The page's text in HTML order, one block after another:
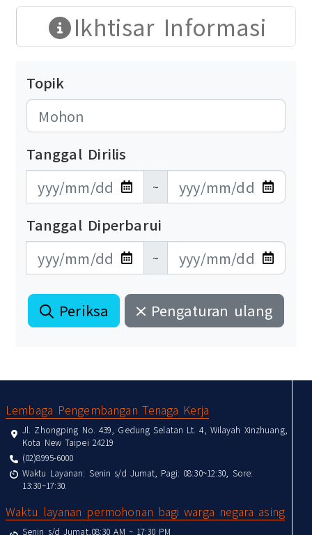
Ikhtisar Informasi
Topik
Tanggal Dirilis
發布日期開始
~
發布日期結束
Tanggal Diperbarui
更新日期開始
~
更新日期結束
Periksa Pengaturan ulang
Lembaga Pengembangan Tenaga Kerja
Jl. Zhongping No. 439, Gedung Selatan Lt. 4, Wilayah Xinzhuang,
Kota New Taipei 24219
(02)8995-6000
Waktu Layanan: Senin s/d Jumat, Pagi: 08:30~12:30, Sore:
13:30~17:30.
Waktu layanan permohonan bagi warga negara asing
Senin s/d Jumat,08:30 AM ~ 17:30 PM